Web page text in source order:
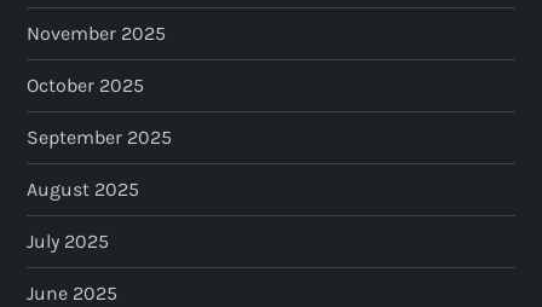
November 2025
October 2025
September 2025
August 2025
July 2025
June 2025